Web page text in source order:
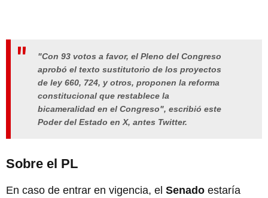
"Con 93 votos a favor, el Pleno del Congreso
aprobó el texto sustitutorio de los proyectos
de ley 660, 724, y otros, proponen la reforma
constitucional que restablece la
bicameralidad en el Congreso", escribió este
Poder del Estado en X, antes Twitter.
Sobre el PL
En caso de entrar en vigencia, el Senado estaría